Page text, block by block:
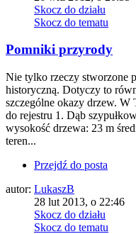
Skocz do działu
Skocz do tematu
Pomniki przyrody
Nie tylko rzeczy stworzone
historyczną. Dotyczy to
szczególne okazy drzew.
do rejestru 1. Dąb
wysokość drzewa: 23 m
teren...
Przejdź do posta
autor: LukaszB
28 lut 2013, o 22:46
Skocz do działu
Skocz do tematu